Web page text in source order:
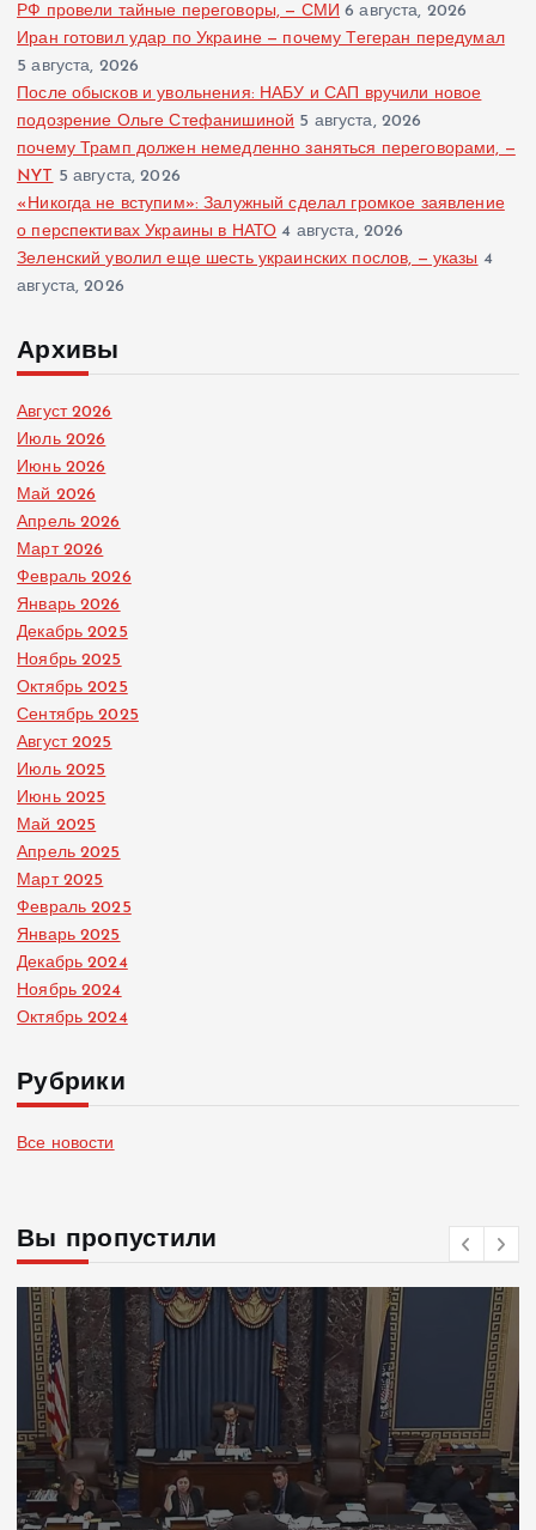
РФ провели тайные переговоры, — СМИ 6 августа, 2026
Иран готовил удар по Украине — почему Тегеран передумал
5 августа, 2026
После обысков и увольнения: НАБУ и САП вручили новое
подозрение Ольге Стефанишиной 5 августа, 2026
почему Трамп должен немедленно заняться переговорами, —
NYT 5 августа, 2026
«Никогда не вступим»: Залужный сделал громкое заявление
о перспективах Украины в НАТО 4 августа, 2026
Зеленский уволил еще шесть украинских послов, — указы 4
августа, 2026
Архивы
Август 2026
Июль 2026
Июнь 2026
Май 2026
Апрель 2026
Март 2026
Февраль 2026
Январь 2026
Декабрь 2025
Ноябрь 2025
Октябрь 2025
Сентябрь 2025
Август 2025
Июль 2025
Июнь 2025
Май 2025
Апрель 2025
Март 2025
Февраль 2025
Январь 2025
Декабрь 2024
Ноябрь 2024
Октябрь 2024
Рубрики
Все новости
Вы пропустили